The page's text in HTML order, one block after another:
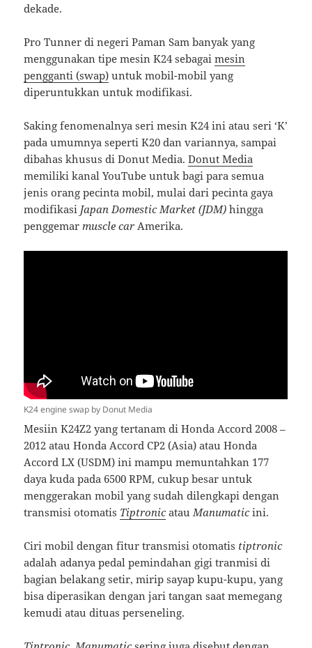
dekade.
Pro Tunner di negeri Paman Sam banyak yang
menggunakan tipe mesin K24 sebagaimesin
pengganti (swap) untuk mobil-mobil yang
diperuntukkan untuk modifikasi.
Saking fenomenalnya seri mesin K24 ini atau seri ‘K’
pada umumnya seperti K20 dan variannya, sampai
dibahas khusus di Donut Media.Donut Media
memiliki kanal YouTube untuk bagi para semua
jenis orang pecinta mobil, mulai dari pecinta gaya
modifikasi Japan Domestic Market (JDM) hingga
penggemar muscle car Amerika.
K24 engine swap by Donut Media
Mesiin K24Z2 yang tertanam di Honda Accord 2008 –
2012 atau Honda Accord CP2 (Asia) atau Honda
Accord LX (USDM) ini mampu memuntahkan 177
daya kuda pada 6500 RPM, cukup besar untuk
menggerakan mobil yang sudah dilengkapi dengan
transmisi otomatis TiptronicatauManumaticini.
Ciri mobil dengan fitur transmisi otomatis tiptronic
adalah adanya pedal pemindahan gigi tranmisi di
bagian belakang setir, mirip sayap kupu-kupu, yang
bisa diperasikan dengan jari tangan saat memegang
kemudi atau dituas perseneling.